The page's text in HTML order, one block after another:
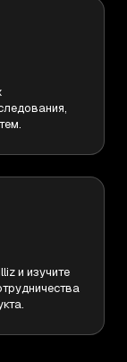
и изучите